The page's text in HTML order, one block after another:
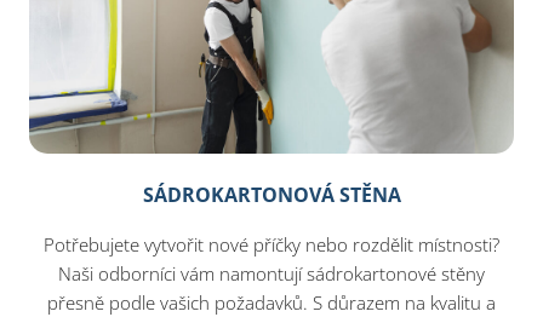
SÁDROKARTONOVÁ STĚNA
Potřebujete vytvořit nové příčky nebo rozdělit místnosti?
Naši odborníci vám namontují sádrokartonové stěny
přesně podle vašich požadavků. S důrazem na kvalitu a